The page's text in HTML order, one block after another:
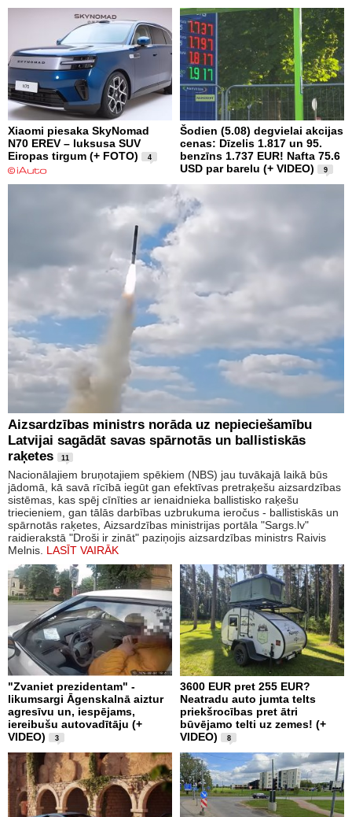
Xiaomi piesaka SkyNomad
N70 EREV – luksusa SUV
Eiropas tirgum (+ FOTO)
4
Šodien (5.08) degvielai akcijas
cenas: Dīzelis 1.817 un 95.
benzīns 1.737 EUR! Nafta 75.6
USD par barelu (+ VIDEO)
9
Aizsardzības ministrs norāda uz nepieciešamību
Latvijai sagādāt savas spārnotās un ballistiskās
raķetes
11
Nacionālajiem bruņotajiem spēkiem (NBS) jau tuvākajā laikā būs
jādomā, kā savā rīcībā iegūt gan efektīvas pretraķešu aizsardzības
sistēmas, kas spēj cīnīties ar ienaidnieka ballistisko raķešu
triecieniem, gan tālās darbības uzbrukuma ieročus - ballistiskās un
spārnotās raķetes, Aizsardzības ministrijas portāla "Sargs.lv"
raidierakstā "Droši ir zināt" paziņojis aizsardzības ministrs Raivis
Melnis. LASĪT VAIRĀK
"Zvaniet prezidentam" -
likumsargi Āgenskalnā aiztur
agresīvu un, iespējams,
iereibušu autovadītāju (+
VIDEO)
3
3600 EUR pret 255 EUR?
Neatradu auto jumta telts
priekšrocības pret ātri
būvējamo telti uz zemes! (+
VIDEO)
8